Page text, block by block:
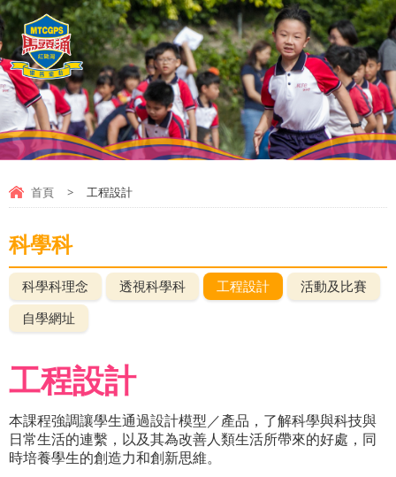
首頁 > 工程設計
科學科
科學科理念 透視科學科 工程設計
活動及比賽
自學網址
工程設計
本課程強調讓學生通過設計模型／產品，了解科學與科技與
日常生活的連繫，以及其為改善人類生活所帶來的好處，同
時培養學生的創造力和創新思維。